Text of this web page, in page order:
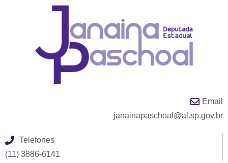
Email
janainapaschoal@al.sp.gov.br
Telefones
(11) 3886-6141